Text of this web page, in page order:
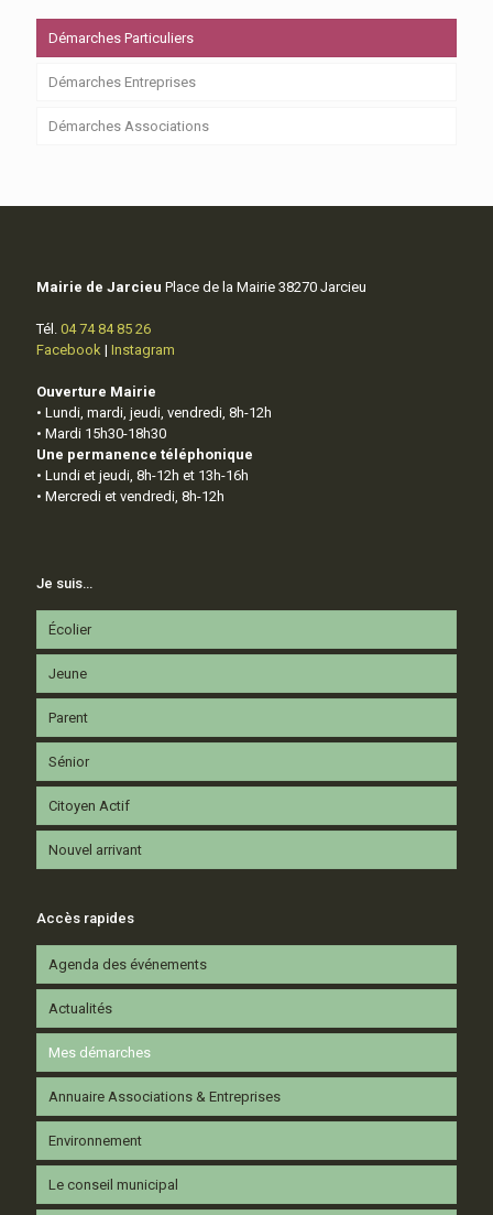
Démarches Particuliers
Démarches Entreprises
Démarches Associations
Mairie de Jarcieu Place de la Mairie 38270 Jarcieu
Tél. 04 74 84 85 26
Facebook | Instagram
Ouverture Mairie
• Lundi, mardi, jeudi, vendredi, 8h-12h
• Mardi 15h30-18h30
Une permanence téléphonique
• Lundi et jeudi, 8h-12h et 13h-16h
• Mercredi et vendredi, 8h-12h
Je suis…
Écolier
Jeune
Parent
Sénior
Citoyen Actif
Nouvel arrivant
Accès rapides
Agenda des événements
Actualités
Mes démarches
Annuaire Associations & Entreprises
Environnement
Le conseil municipal